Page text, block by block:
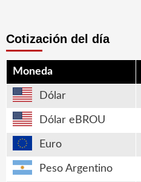
Cotización del día
Moneda
Dólar
Dólar eBROU
Euro
Peso Argentino